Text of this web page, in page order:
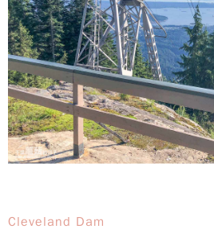
Cleveland Dam